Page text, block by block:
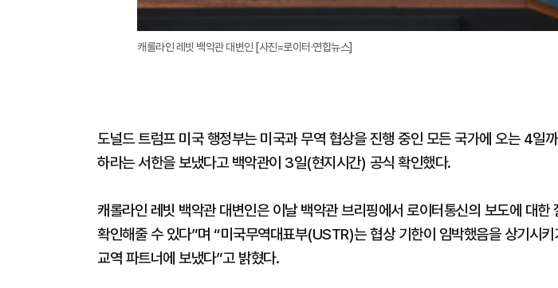
캐롤라인 레빗 백악관 대변인 [사진=로이터·연합뉴스]
도널드 트럼프 미국 행정부는 미국과 무역 협상을 진행 중인 모든 국가에 오는 4일
하라는 서한을 보냈다고 백악관이 3일(현지시간) 공식 확인했다.
캐롤라인 레빗 백악관 대변인은 이날 백악관 브리핑에서 로이터통신의 보도에 대한
확인해줄 수 있다”며 “미국무역대표부(USTR)는 협상 기한이 임박했음을 상기시
교역 파트너에 보냈다”고 밝혔다.